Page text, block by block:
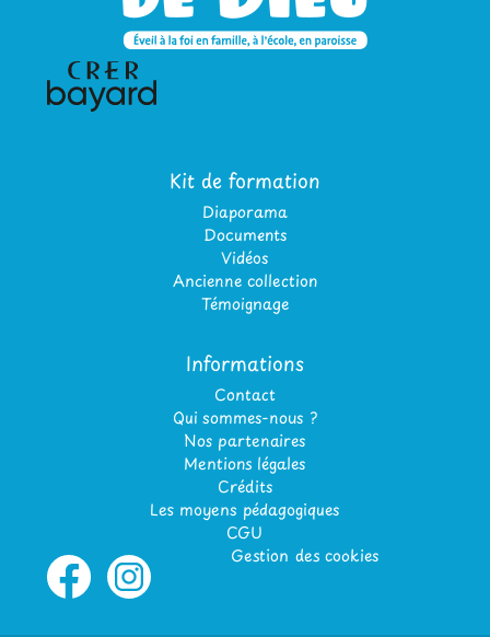
Kit de formation
Diaporama
Documents
Vidéos
Ancienne collection
Témoignage
Informations
Contact
Qui sommes-nous ?
Nos partenaires
Mentions légales
Crédits
Les moyens pédagogiques
CGU
Gestion des cookies